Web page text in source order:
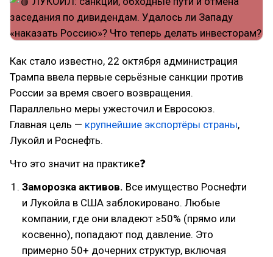
Как стало известно, 22 октября администрация
Трампа ввела первые серьёзные санкции против
России за время своего возвращения.
Параллельно меры ужесточил и Евросоюз.
Главная цель — крупнейшие экспортёры страны,
Лукойл и Роснефть.
Что это значит на практике❓
Заморозка активов. Все имущество Роснефти
и Лукойла в США заблокировано. Любые
компании, где они владеют ≥50% (прямо или
косвенно), попадают под давление. Это
примерно 50+ дочерних структур, включая